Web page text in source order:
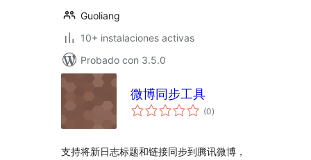
Guoliang
10+ instalaciones activas
Probado con 3.5.0
微博同步工具
(0total
de
)
支持将新日志标题和链接同步到腾讯微博，